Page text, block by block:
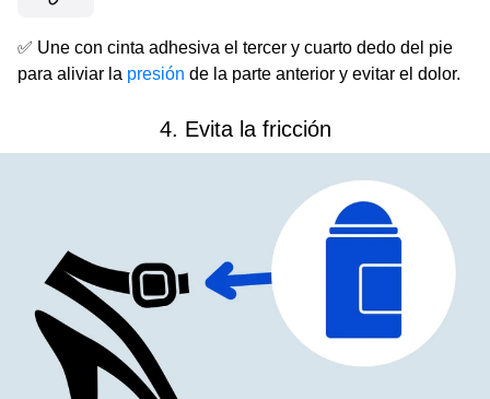
✅ Une con cinta adhesiva el tercer y cuarto dedo del pie
para aliviar la presión de la parte anterior y evitar el dolor.
4. Evita la fricción